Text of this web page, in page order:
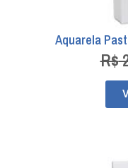
Aquarela
R$